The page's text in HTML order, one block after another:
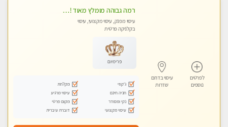
לפרטים
נוספים
עיסוי בדרום
שדרות
רמה גבוהה מומלץ מאוד !!! עיסוי מקצועי
עיסוי מפנק, עיסוי מקצועי, עיסוי
בקלניקה פרטית
פרימיום
ג'קוזי
מקלחת
חניה חינם
עיסוי מרגיע
נקי ומסודר
מקום פרטי
עיסוי מקצועי
דוברת עיברית